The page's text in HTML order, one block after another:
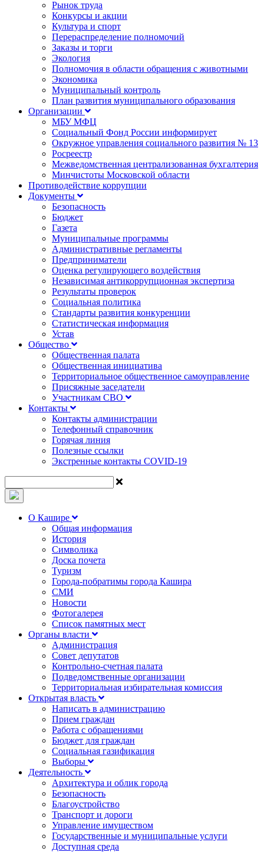
Рынок труда
Конкурсы и акции
Культура и спорт
Перераспределение полномочий
Заказы и торги
Экология
Полномочия в области обращения с животными
Экономика
Муниципальный контроль
План развития муниципального образования
Организации
МБУ МФЦ
Социальный Фонд России информирует
Окружное управления социального развития № 13
Росреестр
Межведомственная централизованная бухгалтерия
Минчистоты Московской области
Противодействие коррупции
Документы
Безопасность
Бюджет
Газета
Муниципальные программы
Административные регламенты
Предприниматели
Оценка регулирующего воздействия
Независимая антикоррупционная экспертиза
Результаты проверок
Социальная политика
Стандарты развития конкуренции
Статистическая информация
Устав
Общество
Общественная палата
Общественная инициатива
Территориальное общественное самоуправление
Присяжные заседатели
Участникам СВО
Контакты
Контакты администрации
Телефонный справочник
Горячая линия
Полезные ссылки
Экстренные контакты COVID-19
О Кашире
Общая информация
История
Символика
Доска почета
Туризм
Города-побратимы города Кашира
СМИ
Новости
Фотогалерея
Список памятных мест
Органы власти
Администрация
Совет депутатов
Контрольно-счетная палата
Подведомственные организации
Территориальная избирательная комиссия
Открытая власть
Написать в администрацию
Прием граждан
Работа с обращениями
Бюджет для граждан
Социальная газификация
Выборы
Деятельность
Архитектура и облик города
Безопасность
Благоустройство
Транспорт и дороги
Управление имуществом
Государственные и муниципальные услуги
Доступная среда